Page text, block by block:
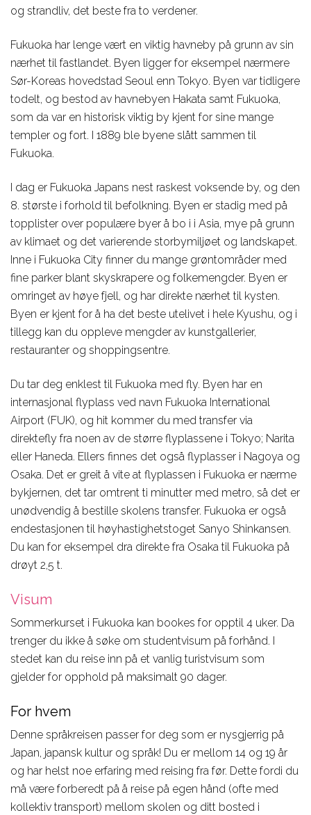
og strandliv, det beste fra to verdener.
Fukuoka har lenge vært en viktig havneby på grunn av sin
nærhet til fastlandet. Byen ligger for eksempel nærmere
Sør-Koreas hovedstad Seoul enn Tokyo. Byen var tidligere
todelt, og bestod av havnebyen Hakata samt Fukuoka,
som da var en historisk viktig by kjent for sine mange
templer og fort. I 1889 ble byene slått sammen til
Fukuoka.
I dag er Fukuoka Japans nest raskest voksende by, og den
8. største i forhold til befolkning. Byen er stadig med på
topplister over populære byer å bo i i Asia, mye på grunn
av klimaet og det varierende storbymiljøet og landskapet.
Inne i Fukuoka City finner du mange grøntområder med
fine parker blant skyskrapere og folkemengder. Byen er
omringet av høye fjell, og har direkte nærhet til kysten.
Byen er kjent for å ha det beste utelivet i hele Kyushu, og i
tillegg kan du oppleve mengder av kunstgallerier,
restauranter og shoppingsentre.
Du tar deg enklest til Fukuoka med fly. Byen har en
internasjonal flyplass ved navn Fukuoka International
Airport (FUK), og hit kommer du med transfer via
direktefly fra noen av de større flyplassene i Tokyo; Narita
eller Haneda. Ellers finnes det også flyplasser i Nagoya og
Osaka. Det er greit å vite at flyplassen i Fukuoka er nærme
bykjernen, det tar omtrent ti minutter med metro, så det er
unødvendig å bestille skolens transfer. Fukuoka er også
endestasjonen til høyhastighetstoget Sanyo Shinkansen.
Du kan for eksempel dra direkte fra Osaka til Fukuoka på
drøyt 2,5 t.
Visum
Sommerkurset i Fukuoka kan bookes for opptil 4 uker. Da
trenger du ikke å søke om studentvisum på forhånd. I
stedet kan du reise inn på et vanlig turistvisum som
gjelder for opphold på maksimalt 90 dager.
For hvem
Denne språkreisen passer for deg som er nysgjerrig på
Japan, japansk kultur og språk! Du er mellom 14 og 19 år
og har helst noe erfaring med reising fra før. Dette fordi du
må være forberedt på å reise på egen hånd (ofte med
kollektiv transport) mellom skolen og ditt bosted i